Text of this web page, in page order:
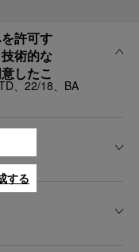
、22/18、BA
を許可す
術的な
したこ
する